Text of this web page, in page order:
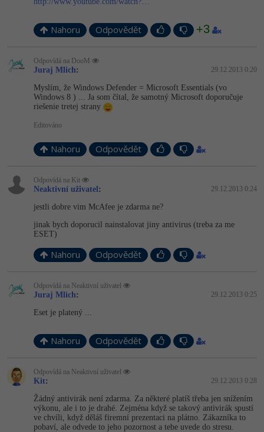
Nahoru Odpovědět +3
Odpovídá na DooM
Juraj Mlich: 29.12.2013 0:20
Myslím, že Windows Defender = Microsoft Essentials (vo
Windows 8 ) ... Ja som čítal, že samotný Microsoft doporučuje
riešenie tretej strany
Editováno
Nahoru Odpovědět
Odpovídá na Kit
Neaktivní uživatel : 29.12.2013 0:24
jestli dobre vim McAfee je zdarma ne?
jinak bych doporucil nainstalovat jiny antivirus (treba za me
ESET)
Nahoru Odpovědět
Odpovídá na Neaktivní uživatel
Juraj Mlich: 29.12.2013 0:25
Eset je platený ...
Nahoru Odpovědět
Odpovídá na Neaktivní uživatel
Kit: 29.12.2013 0:28
Žádný antivirák není zdarma. Za některé platíš třeba jen snížením
výkonu, ale i to je drahé. Zejména když se takový antivirák spustí
ve chvíli, když děláš firemní prezentaci na plátno. Zákazníka to
pobaví, ale odvede to jeho pozornost a tebe uvede do stresu.